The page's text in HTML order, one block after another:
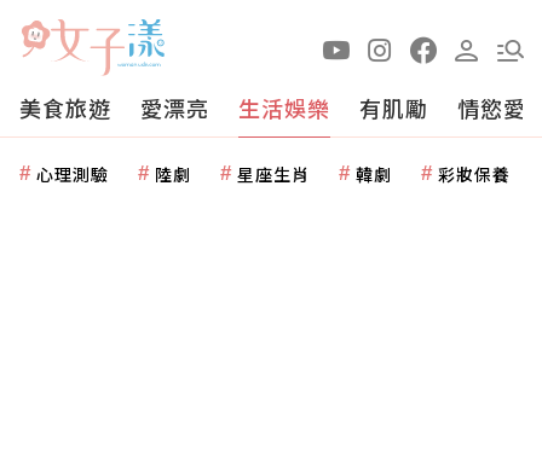
美食旅遊 愛漂亮 生活娛樂 有肌勵 情慾愛
心理測驗 陸劇 星座生肖 韓劇 彩妝保養